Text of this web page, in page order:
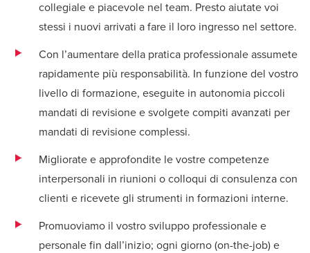
collegiale e piacevole nel team. Presto aiutate voi
stessi i nuovi arrivati a fare il loro ingresso nel settore.
Con l’aumentare della pratica professionale assumete
rapidamente più responsabilità. In funzione del vostro
livello di formazione, eseguite in autonomia piccoli
mandati di revisione e svolgete compiti avanzati per
mandati di revisione complessi.
Migliorate e approfondite le vostre competenze
interpersonali in riunioni o colloqui di consulenza con
clienti e ricevete gli strumenti in formazioni interne.
Promuoviamo il vostro sviluppo professionale e
personale fin dall’inizio; ogni giorno (on-the-job) e